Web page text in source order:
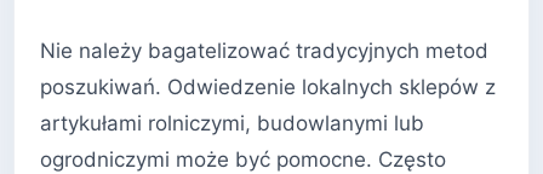
Nie należy bagatelizować tradycyjnych metod
poszukiwań. Odwiedzenie lokalnych sklepów z
artykułami rolniczymi, budowlanymi lub
ogrodniczymi może być pomocne. Często